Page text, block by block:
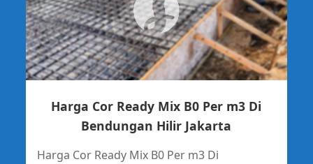
Harga Cor Ready Mix B0 Per m3 Di
Bendungan Hilir Jakarta
Harga Cor Ready Mix B0 Per m3 Di